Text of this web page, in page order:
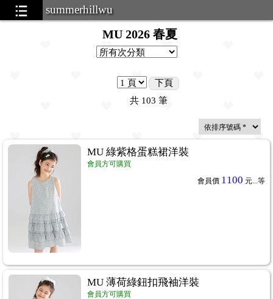
summerhillwu
MU 2026 春夏
下頁
共 103 筆
MU 綠紫格蛋糕裙洋裝
會員方可購買
會員價 1100 元...等
MU 薄荷綠鈕扣飛袖洋裝
會員方可購買